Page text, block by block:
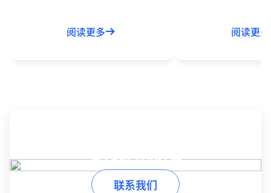
阅读更多 阅读更多
用 Lark 掌控任务
联系我们